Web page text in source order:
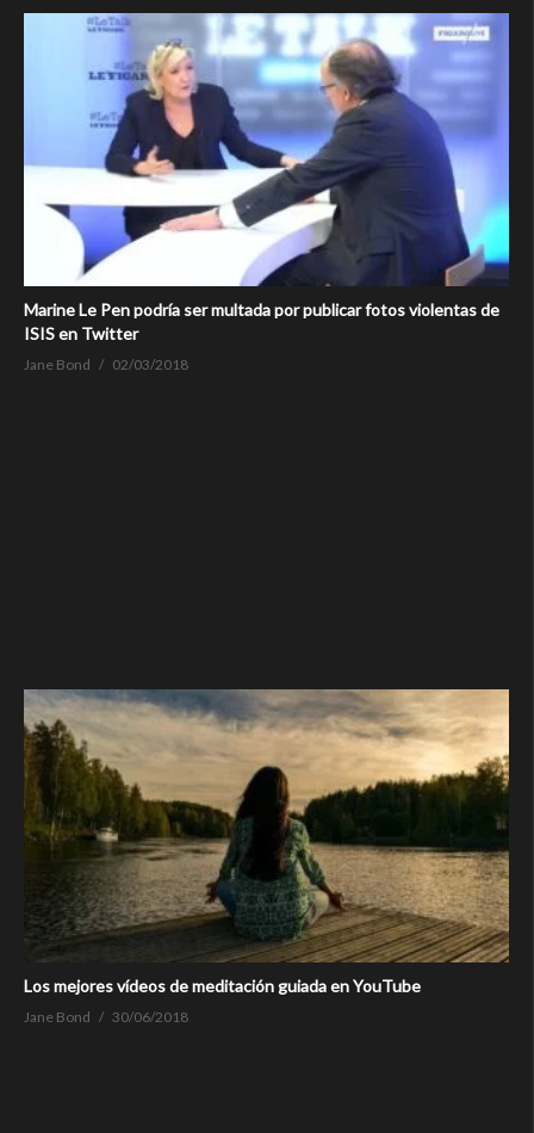
Marine Le Pen podría ser multada por publicar fotos violentas de
ISIS en Twitter
Jane Bond 02/03/2018
Los mejores vídeos de meditación guiada en YouTube
Jane Bond 30/06/2018